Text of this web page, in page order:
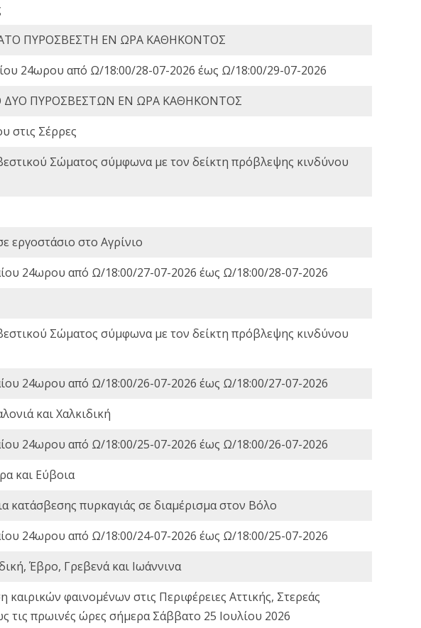
ΠΥΡΟΣΒΕΣΤΗ ΕΝ ΩΡΑ ΚΑΘΗΚΟΝΤΟΣ
24ωρου από Ω/18:00/28-07-2026 έως Ω/18:00/29-07-2026
ΔΥΟ ΠΥΡΟΣΒΕΣΤΩΝ ΕΝ ΩΡΑ ΚΑΘΗΚΟΝΤΟΣ
στις Σέρρες
Σώματος σύμφωνα με τον δείκτη πρόβλεψης κινδύνου
εργοστάσιο στο Αγρίνιο
24ωρου από Ω/18:00/27-07-2026 έως Ω/18:00/28-07-2026
Σώματος σύμφωνα με τον δείκτη πρόβλεψης κινδύνου
24ωρου από Ω/18:00/26-07-2026 έως Ω/18:00/27-07-2026
και Χαλκιδική
24ωρου από Ω/18:00/25-07-2026 έως Ω/18:00/26-07-2026
και Εύβοια
κατάσβεσης πυρκαγιάς σε διαμέρισμα στον Βόλο
24ωρου από Ω/18:00/24-07-2026 έως Ω/18:00/25-07-2026
Έβρο, Γρεβενά και Ιωάννινα
φαινομένων στις Περιφέρειες Αττικής, Στερεάς
τις πρωινές ώρες σήμερα Σάββατο 25 Ιουλίου 2026